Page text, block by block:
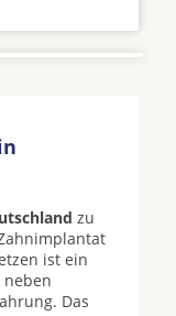
zu
ist ein
Das